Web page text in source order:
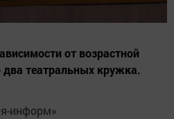
от возрастной
два театральных кружка.
информ»